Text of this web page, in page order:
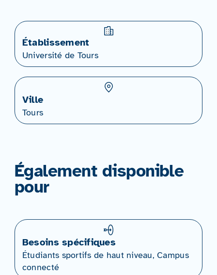
Établissement
Université de Tours
Ville
Tours
Également disponible
pour
Besoins spécifiques
Étudiants sportifs de haut niveau, Campus
connecté